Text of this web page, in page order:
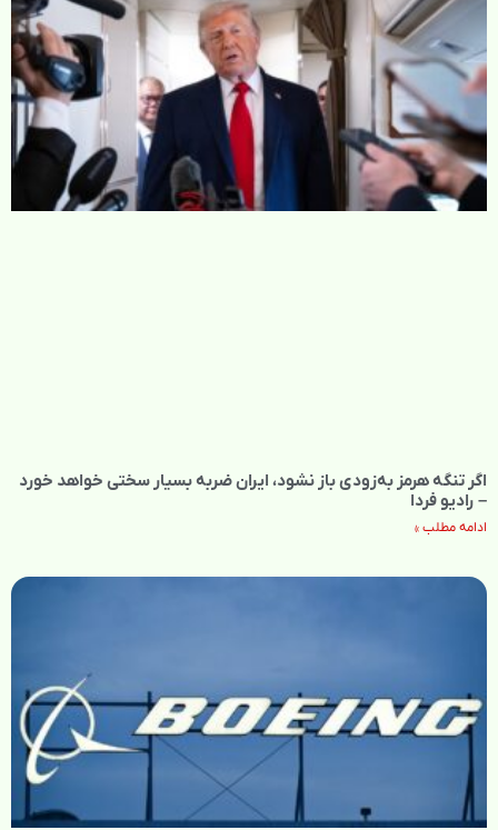
اگر تنگه هرمز به‌زودی باز نشود، ایران ضربه بسیار سختی خواهد خورد
– رادیو فردا
ادامه مطلب »